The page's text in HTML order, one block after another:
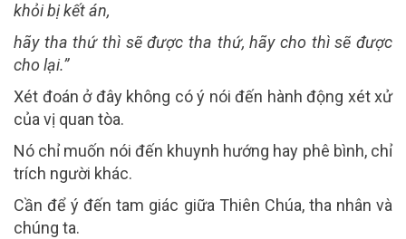
khỏi bị kết án,
hãy tha thứ thì sẽ được tha thứ, hãy cho thì sẽ được
cho lại.”
Xét đoán ở đây không có ý nói đến hành động xét xử
của vị quan tòa.
Nó chỉ muốn nói đến khuynh hướng hay phê bình, chỉ
trích người khác.
Cần để ý đến tam giác giữa Thiên Chúa, tha nhân và
chúng ta.